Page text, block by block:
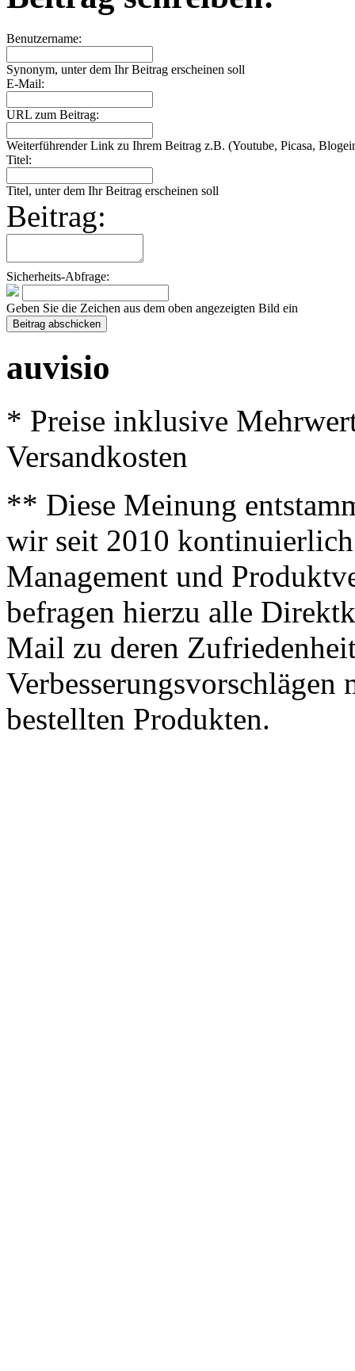
Benutzername:
Synonym, unter dem Ihr Beitrag erscheinen soll
E-Mail:
URL zum Beitrag:
Weiterführender Link zu Ihrem Beitrag z.B. (Youtube, Picasa,
Titel:
Titel, unter dem Ihr Beitrag erscheinen soll
Beitrag:
Sicherheits-Abfrage:
Geben Sie die Zeichen aus dem oben angezeigten Bild ein
auvisio
* Preise inklusive
Versandkosten
** Diese Meinung
wir seit 2010
Management und
befragen hierzu alle
Mail zu deren
bestellten Produkten.